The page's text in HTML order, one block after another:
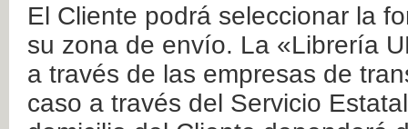
El Cliente podrá seleccionar la
su zona de envío. La «Librería
a través de las empresas de
caso a través del Servicio